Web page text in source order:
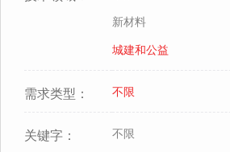
新材料
城建和公益
需求类型： 不限
关键字： 不限